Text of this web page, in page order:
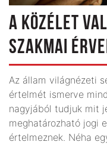
A KÖZÉLET
SZAKMAI
Az állam világnézeti
értelmét ismerve
nagyjából tudjuk mit
meghatározható jogi
értelmeznek. Néha